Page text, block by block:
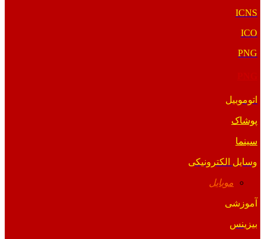
ICNS
ICO
PNG
اتوموبیل
پوشاک
سینما
وسایل الکترونیکی
موبایل
آموزشی
بیزینس